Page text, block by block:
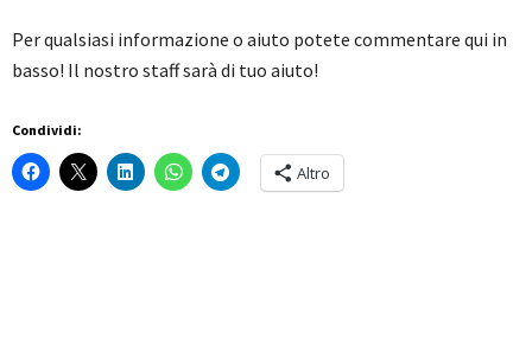
Per qualsiasi informazione o aiuto potete commentare qui in
basso! Il nostro staff sarà di tuo aiuto!
Condividi:
Altro